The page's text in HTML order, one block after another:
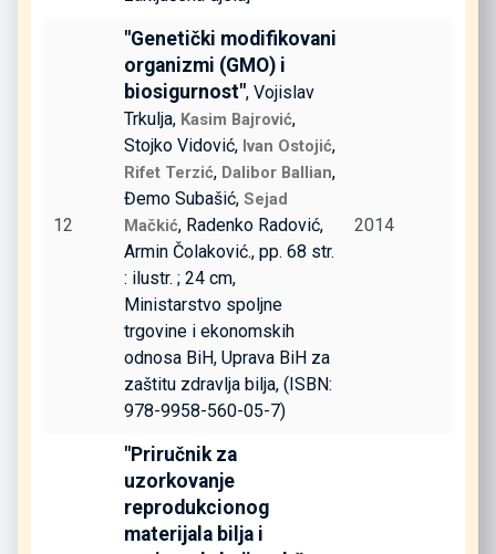
12
"Genetički modifikovani
organizmi (GMO) i
biosigurnost", Vojislav
Trkulja, Kasim Bajrović,
Stojko Vidović, Ivan Ostojić,
Rifet Terzić, Dalibor Ballian,
Đemo Subašić, Sejad
Mačkić, Radenko Radović,
Armin Čolaković., pp. 68 str.
: ilustr. ; 24 cm,
Ministarstvo spoljne
trgovine i ekonomskih
odnosa BiH, Uprava BiH za
zaštitu zdravlja bilja, (ISBN:
978-9958-560-05-7)
2014
"Priručnik za
uzorkovanje
reprodukcionog
materijala bilja i